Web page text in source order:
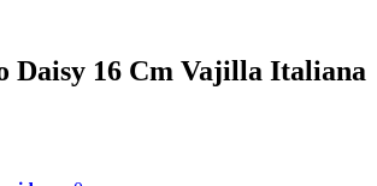
Daisy 16 Cm Vajilla Italiana